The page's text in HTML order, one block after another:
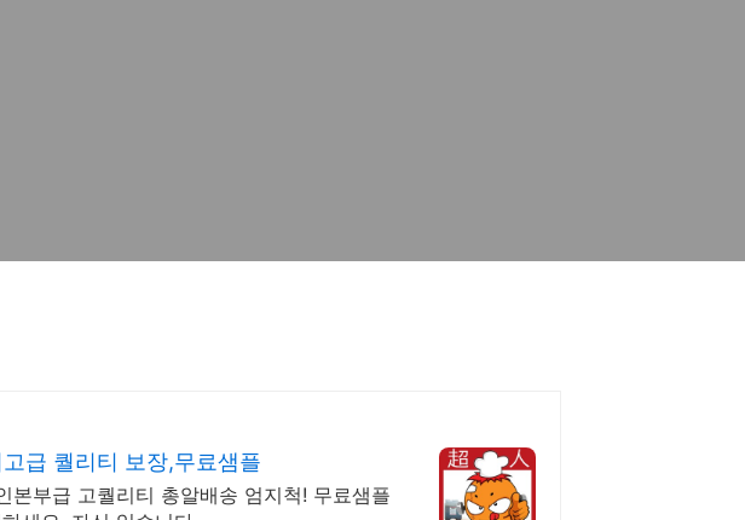
급 퀄리티 보장,무료샘플
본부급 고퀄리티 총알배송 엄지척! 무료샘플